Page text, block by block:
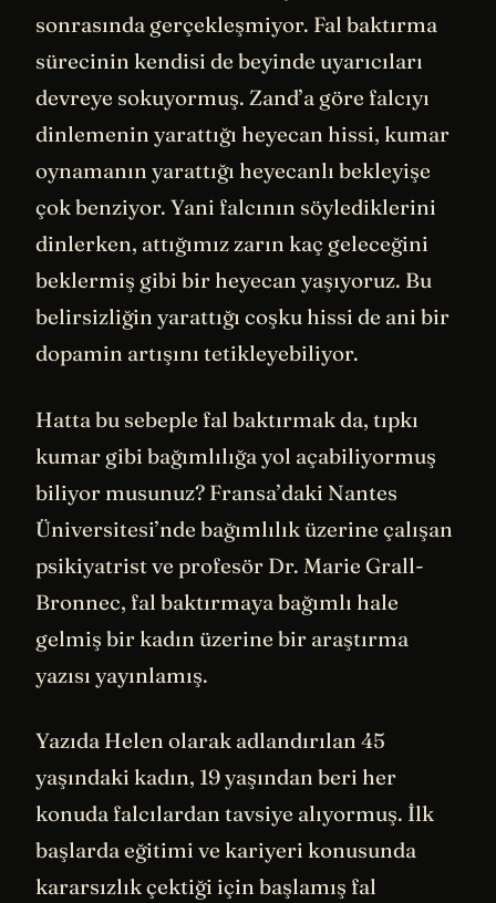
sonrasında gerçekleşmiyor. Fal baktırma
sürecinin kendisi de beyinde uyarıcıları
devreye sokuyormuş. Zand’a göre falcıyı
dinlemenin yarattığı heyecan hissi, kumar
oynamanın yarattığı heyecanlı bekleyişe
çok benziyor. Yani falcının söylediklerini
dinlerken, attığımız zarın kaç geleceğini
beklermiş gibi bir heyecan yaşıyoruz. Bu
belirsizliğin yarattığı coşku hissi de ani bir
dopamin artışını tetikleyebiliyor.
Hatta bu sebeple fal baktırmak da, tıpkı
kumar gibi bağımlılığa yol açabiliyormuş
biliyor musunuz? Fransa’daki Nantes
Üniversitesi’nde bağımlılık üzerine çalışan
psikiyatrist ve profesör Dr. Marie Grall-
Bronnec, fal baktırmaya bağımlı hale
gelmiş bir kadın üzerine bir araştırma
yazısı yayınlamış.
Yazıda Helen olarak adlandırılan 45
yaşındaki kadın, 19 yaşından beri her
konuda falcılardan tavsiye alıyormuş. İlk
başlarda eğitimi ve kariyeri konusunda
kararsızlık çektiği için başlamış fal